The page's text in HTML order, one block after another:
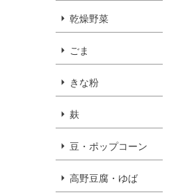
乾燥野菜
ごま
きな粉
麸
豆・ポップコーン
高野豆腐・ゆば